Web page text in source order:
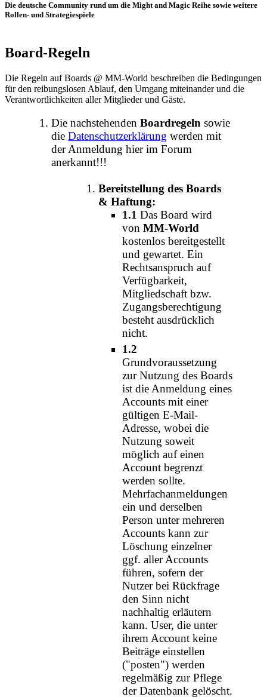
Die deutsche Community rund um die Might and Magic Reihe sowie weitere
Rollen- und Strategiespiele
Board-Regeln
Die Regeln auf Boards @ MM-World beschreiben die Bedingungen
für den reibungslosen Ablauf, den Umgang miteinander und die
Verantwortlichkeiten aller Mitglieder und Gäste.
Die nachstehendenBoardregeln sowie
dieDatenschutzerklärung werden mit
der Anmeldung hier im Forum
anerkannt!!!
Bereitstellung des Boards
& Haftung:
1.1 Das Board wird
von MM-World
kostenlos bereitgestellt
und gewartet. Ein
Rechtsanspruch auf
Verfügbarkeit,
Mitgliedschaft bzw.
Zugangsberechtigung
besteht ausdrücklich
nicht.
1.2
Grundvoraussetzung
zur Nutzung des Boards
ist die Anmeldung eines
Accounts mit einer
gültigen E-Mail-
Adresse, wobei die
Nutzung soweit
möglich auf einen
Account begrenzt
werden sollte.
Mehrfachanmeldungen
ein und derselben
Person unter mehreren
Accounts kann zur
Löschung einzelner
ggf. aller Accounts
führen, sofern der
Nutzer bei Rückfrage
den Sinn nicht
nachhaltig erläutern
kann. User, die unter
ihrem Account keine
Beiträge einstellen
("posten") werden
regelmäßig zur Pflege
der Datenbank gelöscht.